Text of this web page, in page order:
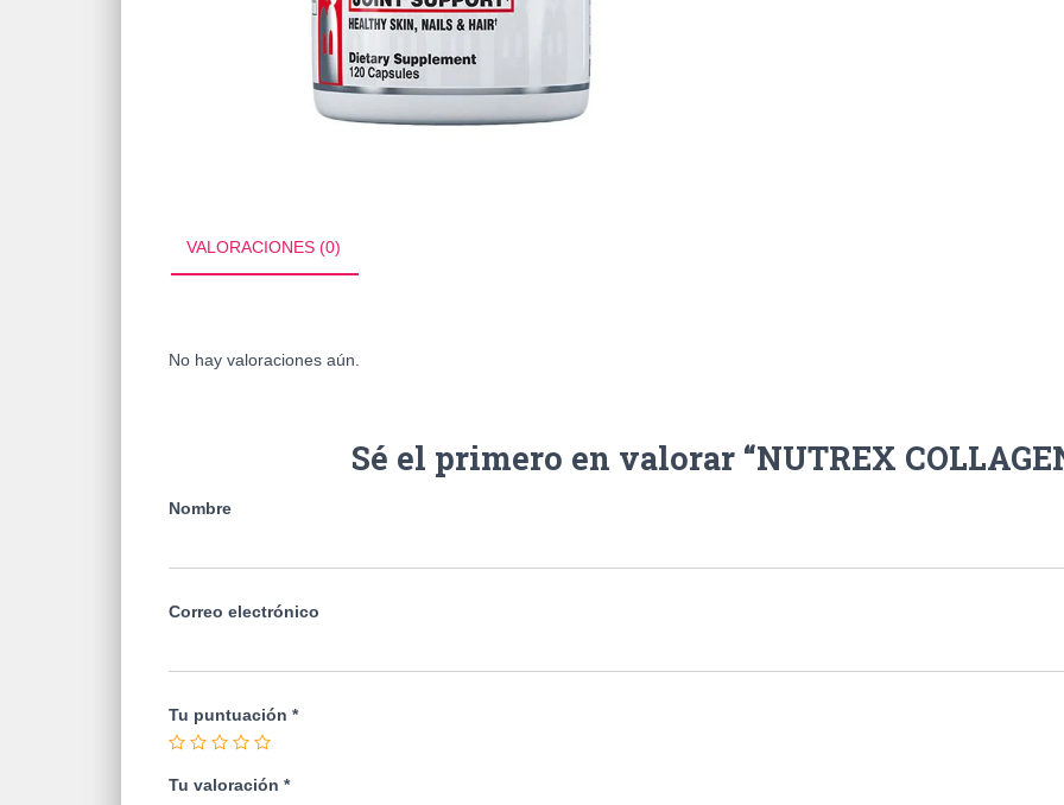
VALORACIONES (0)
No hay valoraciones aún.
Sé el primero en valorar “NUTREX
Nombre
Correo electrónico
Tu puntuación *
Tu valoración *